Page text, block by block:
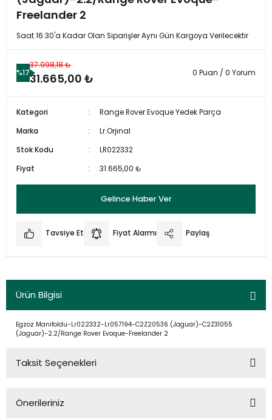
Freelander 2
Saat 16:30'a Kadar Olan Siparişler Aynı Gün Kargoya Verilecektir
%17
37.998,18 ₺
31.665,00 ₺ 0 Puan / 0 Yorum
Kategori
Range Rover Evoque Yedek Parça
Marka
Lr.Orjınal
Stok Kodu
LR022332
Fiyat
31.665,00 ₺
Gelince Haber Ver
Tavsiye Et Fiyat Alarmı Paylaş
Ürün Bilgisi
Egzoz Manifoldu-Lr022332-Lr057194-C2Z20536 (Jaguar)-C2Z31055
(Jaguar)-2.2/Range Rover Evoque-Freelander 2
Taksit Seçenekleri
Önerileriniz